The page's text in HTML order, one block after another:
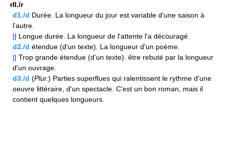
rII./r
d1./d Durée. La longueur du jour est variable d'une saison à
l'autre.
|| Longue durée. La longueur de l'attente l'a découragé.
d2./d étendue (d'un texte). La longueur d'un poème.
|| Trop grande étendue (d'un texte). être rebuté par la longueur
d'un ouvrage.
d3./d (Plur.) Parties superflues qui ralentissent le rythme d'une
oeuvre littéraire, d'un spectacle. C'est un bon roman, mais il
contient quelques longueurs.